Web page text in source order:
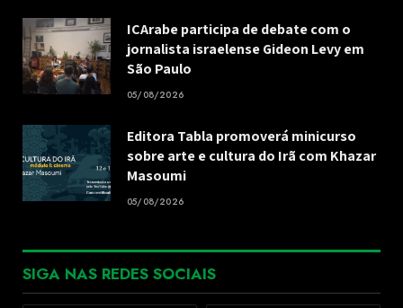
ICArabe participa de debate com o
jornalista israelense Gideon Levy em
São Paulo
05/08/2026
Editora Tabla promoverá minicurso
sobre arte e cultura do Irã com Khazar
Masoumi
05/08/2026
SIGA NAS REDES SOCIAIS